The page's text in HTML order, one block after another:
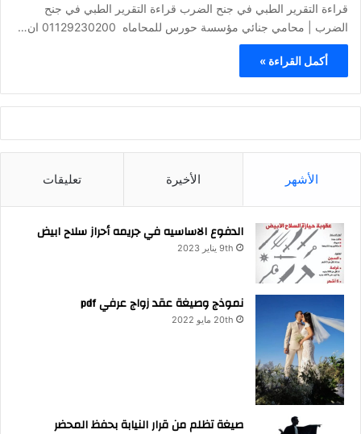
قراءة التقرير الطبي في جنح الضرب قراءة التقرير الطبي في جنح
الضرب | محامي جنائي مؤسسة حورس للمحاماه 01129230200 ان…
أكمل القراءة »
الأشهر الأخيرة تعليقات
الدفوع الاساسيه في جريمه أحراز سلاح ابيض
9th يناير 2023
نموذج وصيغة عقد زواج عرفي pdf
20th مايو 2022
صيغة تظلم من قرار النيابة بحفظ المحضر